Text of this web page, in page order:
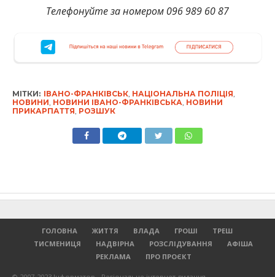
Телефонуйте за номером 096 989 60 87
МІТКИ: ІВАНО-ФРАНКІВСЬК, НАЦІОНАЛЬНА ПОЛІЦІЯ,
НОВИНИ, НОВИНИ ІВАНО-ФРАНКІВСЬКА, НОВИНИ
ПРИКАРПАТТЯ, РОЗШУК
ГОЛОВНА ЖИТТЯ ВЛАДА ГРОШІ
ТРЕШ
ТИСМЕНИЦЯ
НАДВІРНА РОЗСЛІДУВАННЯ
АФІША
РЕКЛАМА
ПРО ПРОЄКТ